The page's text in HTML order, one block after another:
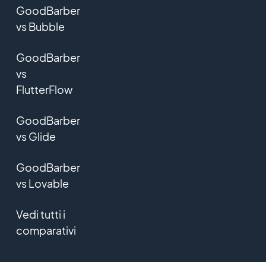
GoodBarber
vs Bubble
GoodBarber
vs
FlutterFlow
GoodBarber
vs Glide
GoodBarber
vs Lovable
Vedi tutti i
comparativi